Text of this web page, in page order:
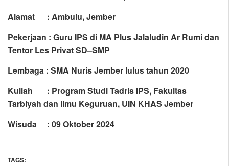
Alamat : Ambulu, Jember
Pekerjaan : Guru IPS di MA Plus Jalaludin Ar Rumi dan
Tentor Les Privat SD–SMP
Lembaga : SMA Nuris Jember lulus tahun 2020
Kuliah : Program Studi Tadris IPS, Fakultas
Tarbiyah dan Ilmu Keguruan, UIN KHAS Jember
Wisuda : 09 Oktober 2024
TAGS: